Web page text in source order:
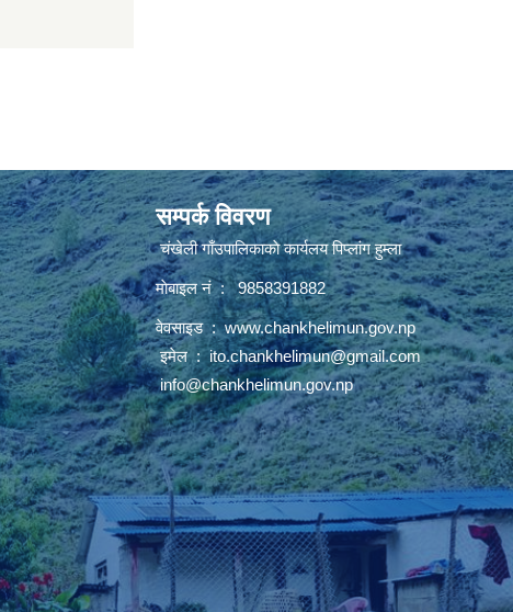
सम्पर्क विवरण
चंखेली गाँउपालिकाकाे कार्यलय पिप्लांग हुम्ला
माेबाइल नं : 9858391882
वेवसाइड :www.chankhelimun.gov.np
इमेल :ito.chankhelimun@gmail.com
info@chankhelimun.gov.np